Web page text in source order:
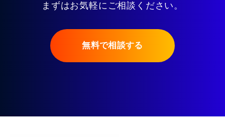
まずはお気軽にご相談ください。
無料で相談する